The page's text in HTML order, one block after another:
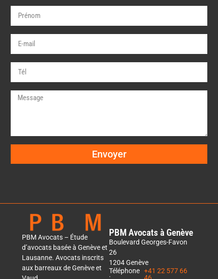
Envoyer
PBM Avocats – Étude
d’avocats basée à Genève et
Lausanne. Avocats inscrits
aux barreaux de Genève et
PBM Avocats à Genève​
Boulevard Georges-Favon
26
1204 Genève
Téléphone +41 22 577 66